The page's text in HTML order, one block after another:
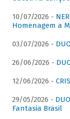
10/07/2026 -
Homenagem a
03/07/2026 -
26/06/2026 -
12/06/2026 -
29/05/2026 -
Fantasia Brasil